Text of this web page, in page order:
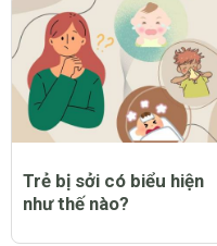
Trẻ bị sởi có biểu hiện
như thế nào?